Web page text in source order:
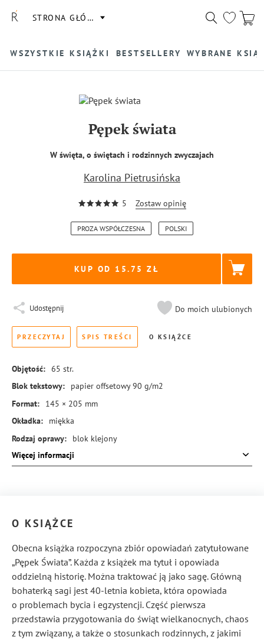
STRONA GŁÓWNA
WSZYSTKIE KSIĄŻKI BESTSELLERY WYBRANE
Pępek świata
W święta, o świętach i rodzinnych zwyczajach
Karolina Pietrusińska
5 Zostaw opinię
PROZA WSPÓŁCZESNA POLSKI
KUP OD 15.75
Udostępnij Do moich ulubionych
PRZECZYTAJ SPIS TREŚCI O KSIĄŻCE
Objętość: 65 str.
Blok tekstowy:
papier offsetowy 90 g/m2
Format:
145 × 205 mm
Okładka:
miękka
Rodzaj oprawy:
blok klejony
ISBN:
978-83-8351-114-6
Więcej informacji
O KSIĄŻCE
Obecna książka rozpoczyna zbiór opowiadań zatytułowane
„Pępek Świata”. Każda z książek ma tytuł i opowiada
oddzielną historię. Można traktować ją jako sagę. Główną
bohaterką sagi jest 40-letnia kobieta, która opowiada
o problemach bycia i egzystencji. Część pierwsza
przedstawia przygotowania do świąt wielkanocnych, chaos
z tym związany, a także o stosunkach rodzinnych, z jakimi